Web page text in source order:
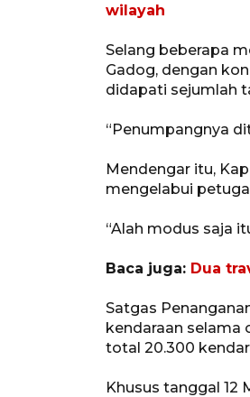
wilayah
Selang beberapa
Gadog, dengan
didapati sejumlah
“Penumpangnya
Mendengar itu,
mengelabui
“Alah modus saja
Baca juga: Dua
Satgas
kendaraan selama
total 20.300
Khusus tanggal 12